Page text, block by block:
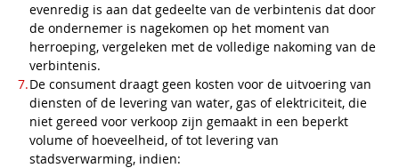
evenredig is aan dat gedeelte van de verbintenis dat door
de ondernemer is nagekomen op het moment van
herroeping, vergeleken met de volledige nakoming van de
verbintenis.
De consument draagt geen kosten voor de uitvoering van
diensten of de levering van water, gas of elektriciteit, die
niet gereed voor verkoop zijn gemaakt in een beperkt
volume of hoeveelheid, of tot levering van
stadsverwarming, indien: